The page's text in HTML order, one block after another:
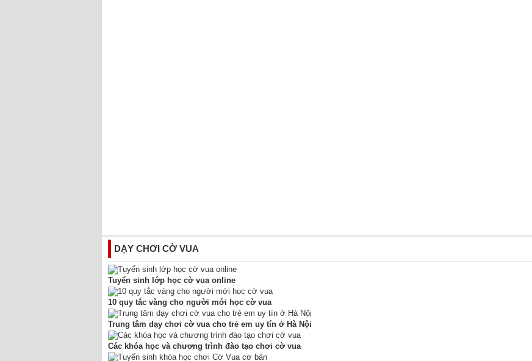
DẠY CHƠI CỜ VUA
Tuyển sinh lớp học cờ vua online
10 quy tắc vàng cho người mới học cờ vua
Trung tâm dạy chơi cờ vua cho trẻ em uy tín ở Hà Nội
Các khóa học và chương trình đào tạo chơi cờ vua